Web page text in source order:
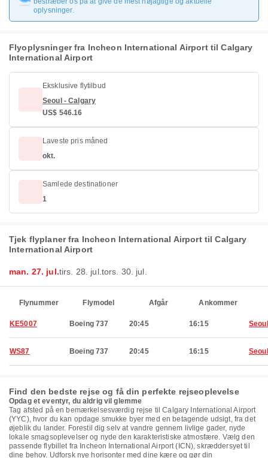
oplysninger.
Flyoplysninger fra Incheon International Airport til Calgary
International Airport
Eksklusive flytilbud
Seoul - Calgary
US$ 546.16
Laveste pris måned
okt.
Samlede destinationer
1
Tjek flyplaner fra Incheon International Airport til Calgary
International Airport
man. 27. jul.tirs. 28. jul. tors. 30. jul.
Flynummer Flymodel Afgår Ankommer
KE5007 Boeing 737 20:45 16:15 Seoul
WS87 Boeing 737 20:45 16:15 Seoul
Find den bedste rejse og få din perfekte rejseoplevelse
Opdag et eventyr, du aldrig vil glemme
Tag afsted på en bemærkelsesværdig rejse til Calgary International Airport
(YYC), hvor du kan opdage smukke byer med en betagende udsigt, fra det
øjeblik du lander. Forestil dig selv at vandre gennem livlige gader, nyde
lokale smagsoplevelser og nyde den karakteristiske atmosfære. Vælg den
passende flybillet fra Incheon International Airport (ICN), skræddersyet til
dine behov. Udforsk nye horisonter med dine kære og gør din